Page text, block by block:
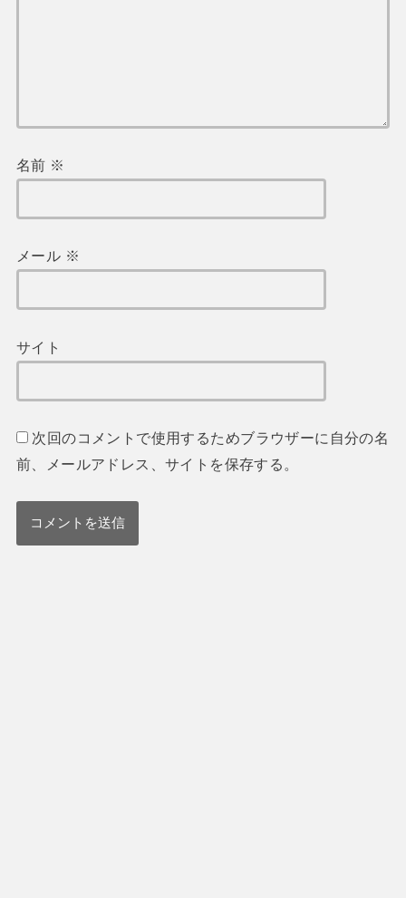
名前 ※
メール ※
サイト
次回のコメントで使用するためブラウザーに自分の名
前、メールアドレス、サイトを保存する。